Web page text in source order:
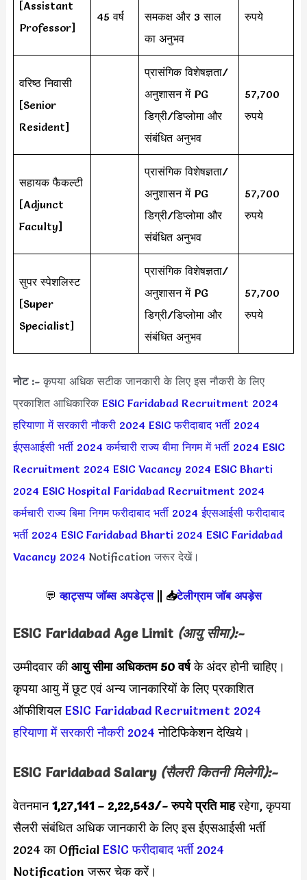
[Assistant
Professor]
45 वर्ष
समकक्ष और 3 साल
का अनुभव
रुपये
वरिष्ठ निवासी
[Senior
Resident]
प्रासंगिक विशेषज्ञता/
अनुशासन में PG
डिग्री/डिप्लोमा और
संबंधित अनुभव
57,700
रुपये
सहायक फैकल्टी
[Adjunct
Faculty]
प्रासंगिक विशेषज्ञता/
अनुशासन में PG
डिग्री/डिप्लोमा और
संबंधित अनुभव
57,700
रुपये
सुपर स्पेशलिस्ट
[Super
Specialist]
प्रासंगिक विशेषज्ञता/
अनुशासन में PG
डिग्री/डिप्लोमा और
संबंधित अनुभव
57,700
रुपये
नोट :-कृपया अधिक सटीक जानकारी के लिए इस नौकरी के लिए
प्रकाशित आधिकारिक ESIC Faridabad Recruitment 2024
हरियाणा में सरकारी नौकरी 2024 ESIC फरीदाबाद भर्ती 2024
ईएसआईसी भर्ती 2024 कर्मचारी राज्य बीमा निगम में भर्ती 2024 ESIC
Recruitment 2024 ESIC Vacancy 2024 ESIC Bharti
2024 ESIC Hospital Faridabad Recruitment 2024
कर्मचारी राज्य बिमा निगम फरीदाबाद भर्ती 2024 ईएसआईसी फरीदाबाद
भर्ती 2024 ESIC Faridabad Bharti 2024 ESIC Faridabad
Vacancy 2024 Notification जरूर देखें।
💬 व्हाट्सप्प जॉब्स अपडेट्स|| 📥टेलीग्राम जॉब अपड़ेस
ESIC Faridabad Age Limit (आयु सीमा):-
उम्मीदवार कीआयु सीमा अधिकतम 50 वर्षके अंदर होनी चाहिए।
कृपया आयु में छूट एवं अन्य जानकारियों के लिए प्रकाशित
ऑफीशियल ESIC Faridabad Recruitment 2024
हरियाणा में सरकारी नौकरी 2024 नोटिफिकेशन देखिये।
ESIC Faridabad Salary (सैलरी कितनी मिलेगी):-
वेतनमान1,27,141 – 2,22,543/- रुपये प्रति माहरहेगा, कृपया
सैलरी संबंधित अधिक जानकारी के लिए इसईएसआईसी भर्ती
2024 का Official ESIC फरीदाबाद भर्ती 2024
Notification जरूर चेक करें।